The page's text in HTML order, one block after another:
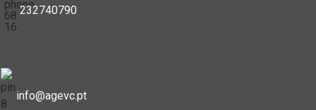
232740790
info@agevc.pt